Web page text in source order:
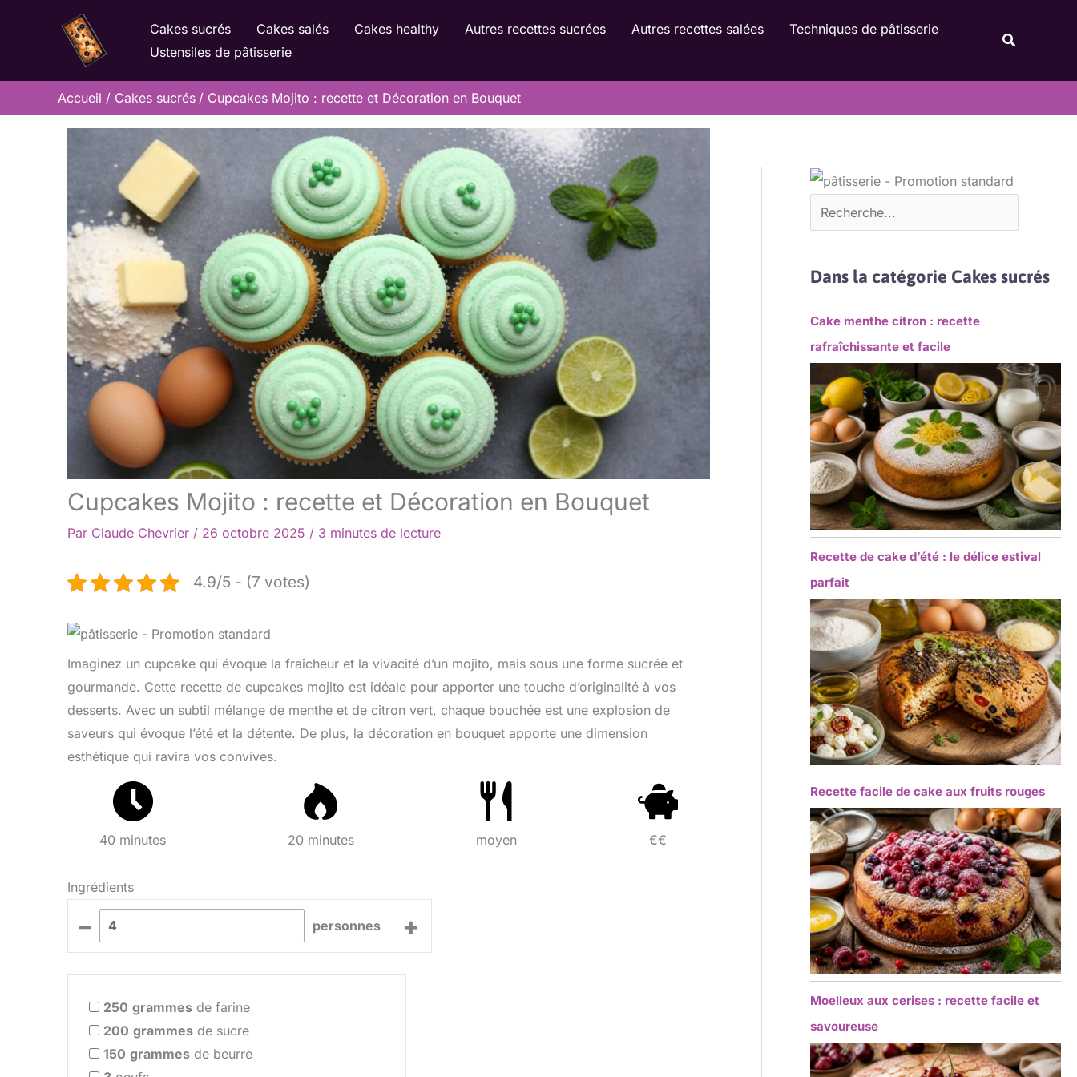
Cakes sucrés Cakes salés Cakes healthy Autres recettes sucrées Autres recettes salées
Techniques de pâtisserie
Ustensiles de pâtisserie
Accueil Cakes sucrés Cupcakes Mojito : recette et Décoration en Bouquet
Cupcakes Mojito : recette et Décoration en Bouquet
Par Claude Chevrier / 26 octobre 2025 / 3 minutes de lecture
4.9/5 - (7 votes)
Imaginez un cupcake qui évoque la fraîcheur et la vivacité d’un mojito, mais sous une forme sucrée et
gourmande. Cette recette de cupcakes mojito est idéale pour apporter une touche d’originalité à vos
desserts. Avec un subtil mélange de menthe et de citron vert, chaque bouchée est une explosion de
saveurs qui évoque l’été et la détente. De plus, la décoration en bouquet apporte une dimension
esthétique qui ravira vos convives.
40 minutes 20 minutes moyen €€
Ingrédients
– personnes +
250 grammes de farine
200 grammes de sucre
150 grammes de beurre
Dans la catégorie Cakes sucrés
Cake menthe citron : recette
rafraîchissante et facile
Recette de cake d’été : le délice estival
parfait
Recette facile de cake aux fruits rouges
Moelleux aux cerises : recette facile et
savoureuse